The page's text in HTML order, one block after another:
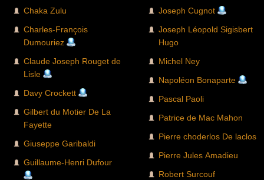
Chaka Zulu
Charles-François
Dumouriez
Claude Joseph Rouget de
Lisle
Davy Crockett
Gilbert du Motier De La
Fayette
Giuseppe Garibaldi
Guillaume-Henri Dufour
Joseph Cugnot
Joseph Léopold Sigisbert
Hugo
Michel Ney
Napoléon Bonaparte
Pascal Paoli
Patrice de Mac Mahon
Pierre choderlos De laclos
Pierre Jules Amadieu
Robert Surcouf